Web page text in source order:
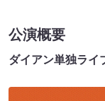
公演概要
ダイアン単独ライ